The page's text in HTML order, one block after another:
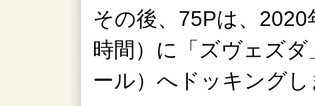
その後、75Pは、 2020
時間）に「ズヴェズ
ール）へドッキング